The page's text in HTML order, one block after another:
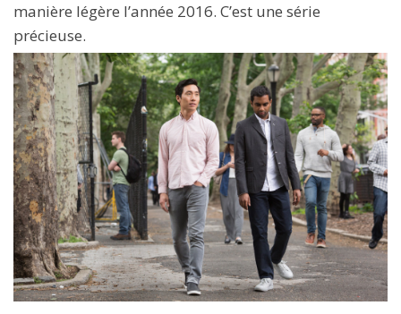
manière légère l’année 2016. C’est une série
précieuse.